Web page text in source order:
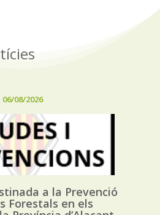
06/08/2026
a la Prevenció
Forestals en els